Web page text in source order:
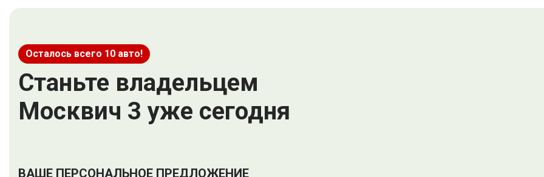
Осталось всего 10 авто!
Станьте владельцем
Москвич 3 уже сегодня
ВАШЕ ПЕРСОНАЛЬНОЕ ПРЕДЛОЖЕНИЕ